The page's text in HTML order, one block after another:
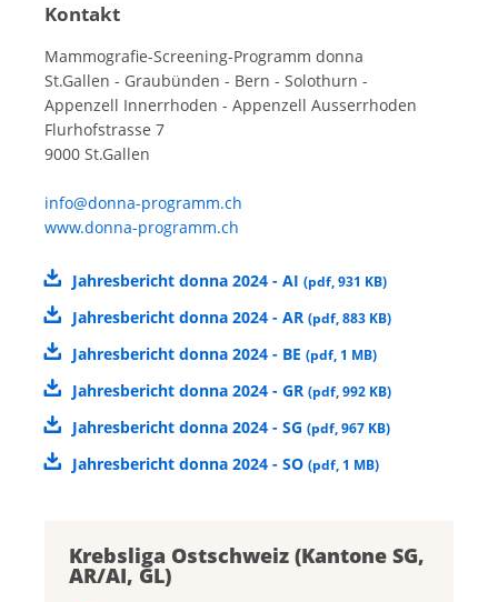
Kontakt
Mammografie-Screening-Programm donna
St.Gallen - Graubünden - Bern - Solothurn -
Appenzell Innerrhoden - Appenzell Ausserrhoden
Flurhofstrasse 7
9000 St.Gallen
info@donna-programm.ch
www.donna-programm.ch
Jahresbericht donna 2024 - AI (pdf,931 KB)
Jahresbericht donna 2024 - AR (pdf,883 KB)
Jahresbericht donna 2024 - BE (pdf, 1 MB)
Jahresbericht donna 2024 - GR (pdf,992 KB)
Jahresbericht donna 2024 - SG (pdf,967 KB)
Jahresbericht donna 2024 - SO (pdf, 1 MB)
Krebsliga Ostschweiz (Kantone SG,
AR/AI, GL)